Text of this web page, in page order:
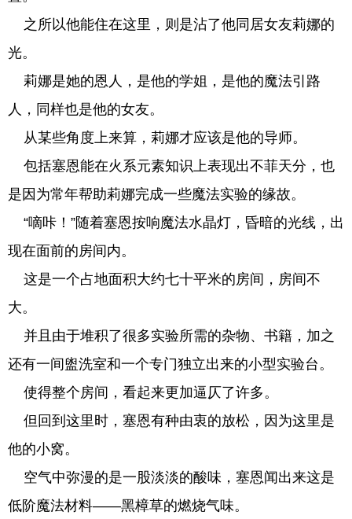
之所以他能住在这里，则是沾了他同居女友莉娜的
光。
莉娜是她的恩人，是他的学姐，是他的魔法引路
人，同样也是他的女友。
从某些角度上来算，莉娜才应该是他的导师。
包括塞恩能在火系元素知识上表现出不菲天分，也
是因为常年帮助莉娜完成一些魔法实验的缘故。
“嘀咔！”随着塞恩按响魔法水晶灯，昏暗的光线，出
现在面前的房间内。
这是一个占地面积大约七十平米的房间，房间不
大。
并且由于堆积了很多实验所需的杂物、书籍，加之
还有一间盥洗室和一个专门独立出来的小型实验台。
使得整个房间，看起来更加逼仄了许多。
但回到这里时，塞恩有种由衷的放松，因为这里是
他的小窝。
空气中弥漫的是一股淡淡的酸味，塞恩闻出来这是
低阶魔法材料——黑樟草的燃烧气味。